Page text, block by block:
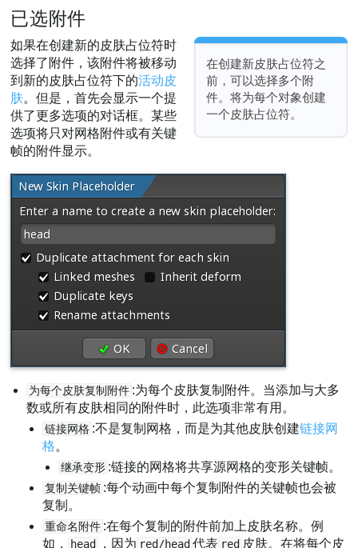
已选附件
在创建新皮肤占位符之
前，可以选择多个附
件。将为每个对象创建
一个皮肤占位符。
如果在创建新的皮肤占位符时
选择了附件，该附件将被移动
到新的皮肤占位符下的活动皮
肤。但是，首先会显示一个提
供了更多选项的对话框。某些
选项将只对网格附件或有关键
帧的附件显示。
为每个皮肤复制附件 :为每个皮肤复制附件。当添加与大多
数或所有皮肤相同的附件时，此选项非常有用。
链接网格 :不是复制网格，而是为其他皮肤创建链接网
格。
继承变形 :链接的网格将共享源网格的变形关键帧。
复制关键帧 :每个动画中每个复制附件的关键帧也会被
复制。
重命名附件 :在每个复制的附件前加上皮肤名称。例
如，
head ，因为 red/head 代表 red 皮肤。在将每个皮